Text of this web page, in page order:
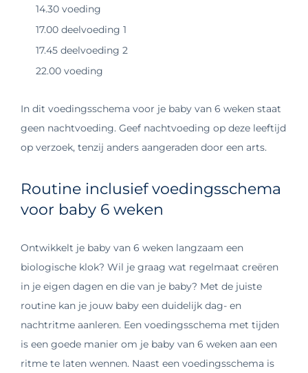
14.30 voeding
17.00 deelvoeding 1
17.45 deelvoeding 2
22.00 voeding
In dit voedingsschema voor je baby van 6 weken staat
geen nachtvoeding. Geef nachtvoeding op deze leeftijd
op verzoek, tenzij anders aangeraden door een arts.
Routine inclusief voedingsschema
voor baby 6 weken
Ontwikkelt je baby van 6 weken langzaam een
biologische klok? Wil je graag wat regelmaat creëren
in je eigen dagen en die van je baby? Met de juiste
routine kan je jouw baby een duidelijk dag- en
nachtritme aanleren. Een voedingsschema met tijden
is een goede manier om je baby van 6 weken aan een
ritme te laten wennen. Naast een voedingsschema is